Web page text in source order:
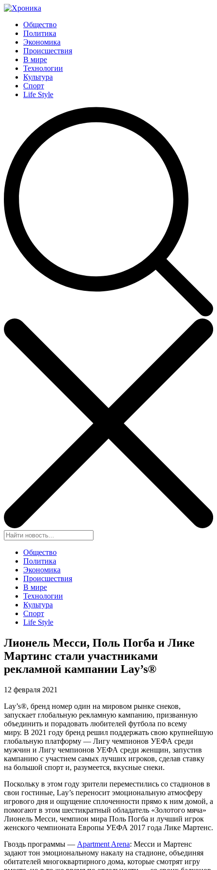
Общество
Политика
Экономика
Происшествия
В мире
Технологии
Культура
Спорт
Life Style
Общество
Политика
Экономика
Происшествия
В мире
Технологии
Культура
Спорт
Life Style
Лионель Месси, Поль Погба и Лике
Мартинс стали участниками
рекламной кампании Lay’s®
12 февраля 2021
Lay’s®, бренд номер один на мировом рынке снеков,
запускает глобальную рекламную кампанию, призванную
объединить и порадовать любителей футбола по всему
миру. В 2021 году бренд решил поддержать свою крупнейшую
глобальную платформу — Лигу чемпионов УЕФА среди
мужчин и Лигу чемпионов УЕФА среди женщин, запустив
кампанию с участием самых лучших игроков, сделав ставку
на большой спорт и, разумеется, вкусные снеки.
Поскольку в этом году зрители переместились со стадионов в
свои гостиные, Lay’s переносит эмоциональную атмосферу
игрового дня и ощущение сплоченности прямо к ним домой, а
помогают в этом шестикратный обладатель «Золотого мяча»
Лионель Месси, чемпион мира Поль Погба и лучший игрок
женского чемпионата Европы УЕФА 2017 года Лике Мартенс.
Гвоздь программы — Apartment Arena: Месси и Мартенс
задают тон эмоциональному накалу на стадионе, объединяя
обитателей многоквартирного дома, которые смотрят игру